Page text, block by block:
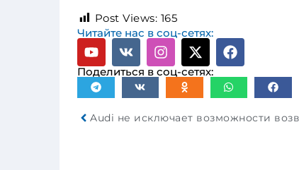
Post Views: 165
Читайте нас в соц-сетях:
Поделиться в соц-сетях: